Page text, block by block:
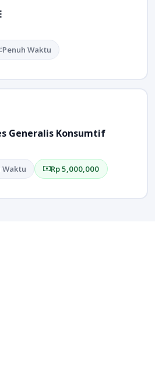
Penuh Waktu
Generalis Konsumtif
Waktu Rp 5,000,000